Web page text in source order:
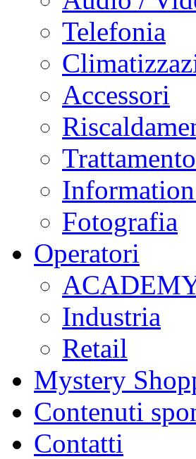
Telefonia
Accessori
Fotografia
Operatori
Industria
Retail
Mystery
Contenuti
Contatti